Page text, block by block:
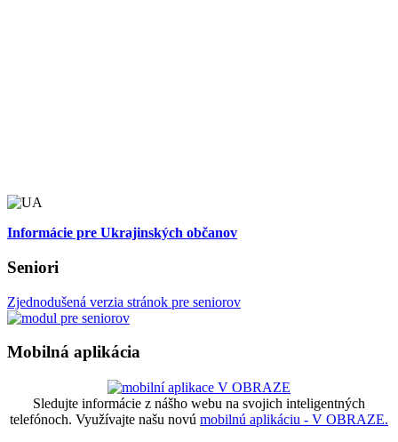
Informácie pre Ukrajinských občanov
Seniori
Zjednodušená verzia stránok pre seniorov
Mobilná aplikácia
Sledujte informácie z nášho webu na svojich inteligentných
telefónoch. Využívajte našu novú mobilnú aplikáciu - V OBRAZE.